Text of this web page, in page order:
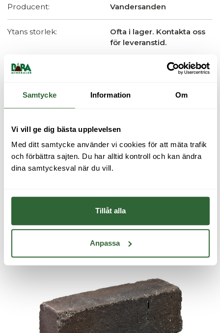
Samtycke Information Om
Vi vill ge dig bästa upplevelsen
Med ditt samtycke använder vi cookies för att mäta trafik
och förbättra sajten. Du har alltid kontroll och kan ändra
dina samtyckesval när du vill.
Tillåt alla
Anpassa
Producent: Vandersanden
Ytans storlek:
Ofta i lager. Kontakta oss
för leveranstid.
HÄMTA KUNSKAPSPAKET
kunskapspaket.
Kunskapspaketet för marktegel
innehåller principitningar, DWG-filer,
hatches, skötselanvisningar,
läggningsanvisningar, argument och